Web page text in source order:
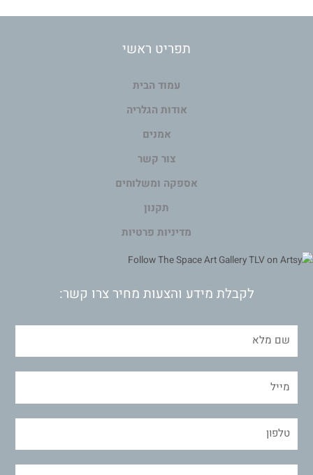
תפריט ראשי
עמוד הבית
אודות הגלריה
אמנים
צור קשר
אספקה ומשלוחים
תקנון
מדיניות פרטיות
לקבלת מידע והצעות מחיר צרו קשר: